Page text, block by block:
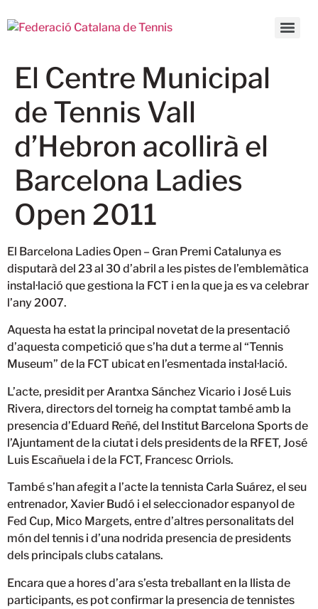
El Centre Municipal
de Tennis Vall
d’Hebron acollirà el
Barcelona Ladies
Open 2011
El Barcelona Ladies Open – Gran Premi Catalunya es
disputarà del 23 al 30 d’abril a les pistes de l’emblemàtica
instal·lació que gestiona la FCT i en la que ja es va celebrar
l’any 2007.
Aquesta ha estat la principal novetat de la presentació
d’aquesta competició que s’ha dut a terme al “Tennis
Museum” de la FCT ubicat en l’esmentada instal·lació.
L’acte, presidit per Arantxa Sánchez Vicario i José Luis
Rivera, directors del torneig ha comptat també amb la
presencia d’Eduard Reñé, del Institut Barcelona Sports de
l’Ajuntament de la ciutat i dels presidents de la RFET, José
Luis Escañuela i de la FCT, Francesc Orriols.
També s’han afegit a l’acte la tennista Carla Suárez, el seu
entrenador, Xavier Budó i el seleccionador espanyol de
Fed Cup, Mico Margets, entre d’altres personalitats del
món del tennis i d’una nodrida presencia de presidents
dels principals clubs catalans.
Encara que a hores d’ara s’esta treballant en la llista de
participants, es pot confirmar la presencia de tennistes